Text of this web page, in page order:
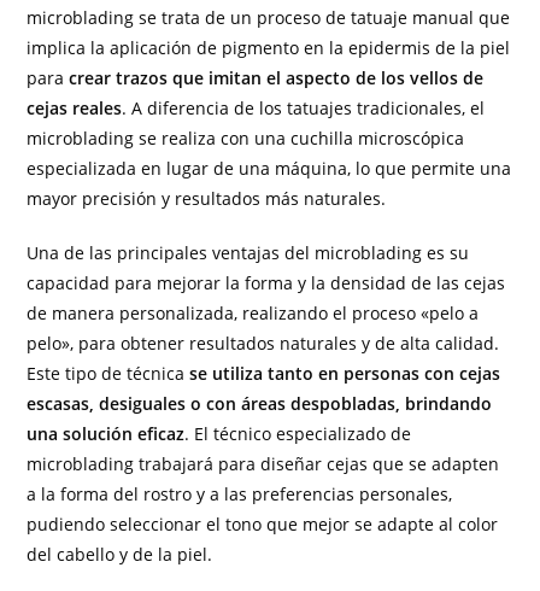
microblading se trata de un proceso de tatuaje manual que
implica la aplicación de pigmento en la epidermis de la piel
para crear trazos que imitan el aspecto de los vellos de
cejas reales. A diferencia de los tatuajes tradicionales, el
microblading se realiza con una cuchilla microscópica
especializada en lugar de una máquina, lo que permite una
mayor precisión y resultados más naturales.
Una de las principales ventajas del microblading es su
capacidad para mejorar la forma y la densidad de las cejas
de manera personalizada, realizando el proceso «pelo a
pelo», para obtener resultados naturales y de alta calidad.
Este tipo de técnica se utiliza tanto en personas con cejas
escasas, desiguales o con áreas despobladas, brindando
una solución eficaz. El técnico especializado de
microblading trabajará para diseñar cejas que se adapten
a la forma del rostro y a las preferencias personales,
pudiendo seleccionar el tono que mejor se adapte al color
del cabello y de la piel.